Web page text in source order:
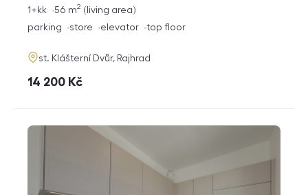
rozměry
disposition
1+kk living area
56 m2
funkce
parking store elevator top floor
adresa
st. Klášterní Dvůr, Rajhrad
cena
14 200 Kč